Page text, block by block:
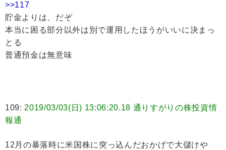
>>117
貯金よりは、だぞ
本当に困る部分以外は別で運用したほうがいいに決まっ
とる
普通預金は無意味
109: 2019/03/03(日) 13:06:20.18 通りすがりの株投資情
報通
12月の暴落時に米国株に突っ込んだおかげで大儲けや